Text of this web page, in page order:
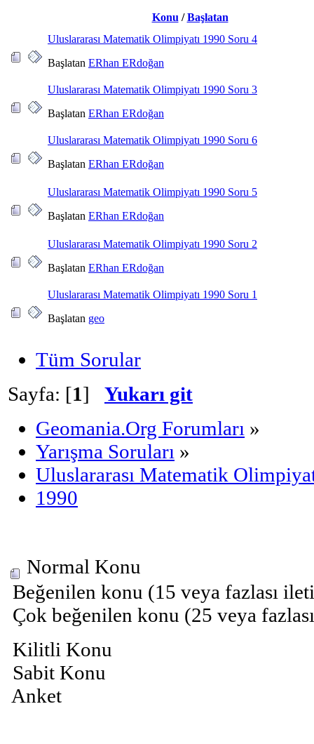
Konu /Başlatan
Uluslararası Matematik Olimpiyatı 1990 Soru 4
Başlatan ERhan ERdoğan
Uluslararası Matematik Olimpiyatı 1990 Soru 3
Başlatan ERhan ERdoğan
Uluslararası Matematik Olimpiyatı 1990 Soru 6
Başlatan ERhan ERdoğan
Uluslararası Matematik Olimpiyatı 1990 Soru 5
Başlatan ERhan ERdoğan
Uluslararası Matematik Olimpiyatı 1990 Soru 2
Başlatan ERhan ERdoğan
Uluslararası Matematik Olimpiyatı 1990 Soru 1
Başlatan geo
Tüm Sorular
Sayfa: [1] Yukarı git
Geomania.Org Forumları »
Yarışma Soruları »
Uluslararası Matematik
1990
Normal Konu
Beğenilen konu (15 veya fazlası
Çok beğenilen konu (25 veya
Kilitli Konu
Sabit Konu
Anket